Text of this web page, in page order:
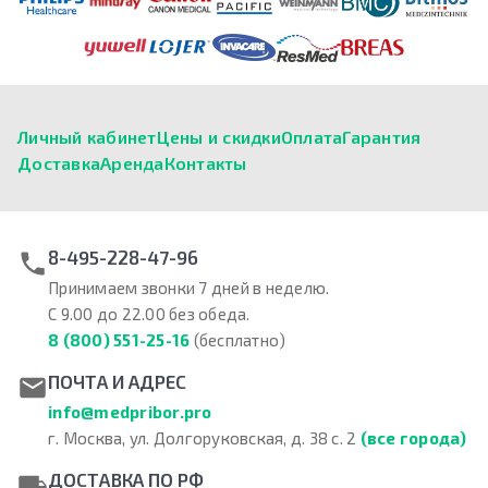
Личный кабинетЦены и скидкиОплатаГарантия
ДоставкаАрендаКонтакты
8-495-228-47-96
Принимаем звонки 7 дней в неделю.
С 9.00 до 22.00 без обеда.
8 (800) 551-25-16 (бесплатно)
ПОЧТА И АДРЕС
info@medpribor.pro
г. Москва, ул. Долгоруковская, д. 38 с. 2 (все города)
ДОСТАВКА ПО РФ